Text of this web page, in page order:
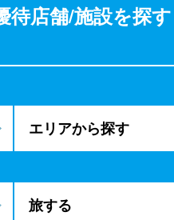
待店舗/施設を探す
エリアから探す
旅する